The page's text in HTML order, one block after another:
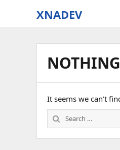
XNADEV
It seems we can’t
Search
for: